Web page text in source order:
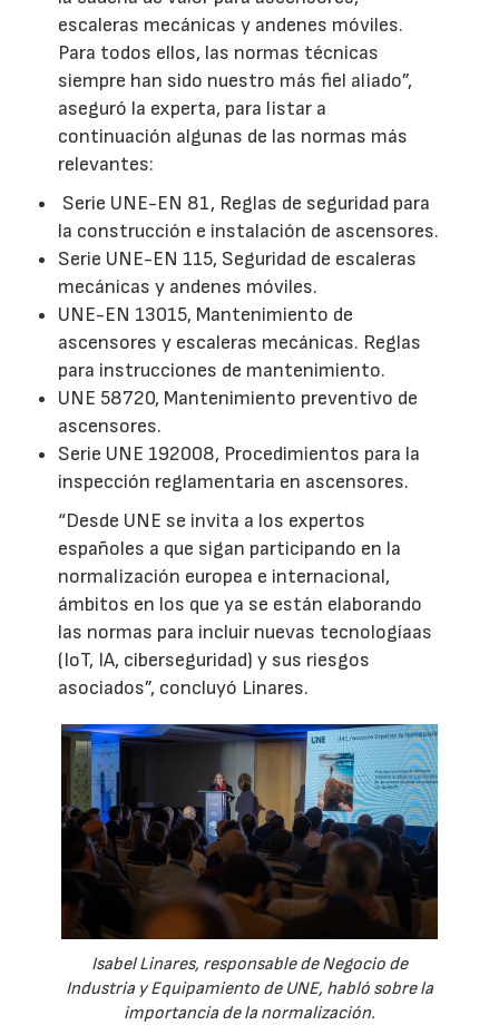
escaleras mecánicas y andenes móviles.
Para todos ellos, las normas técnicas
siempre han sido nuestro más fiel aliado”,
aseguró la experta, para listar a
continuación algunas de las normas más
relevantes:
Serie UNE-EN 81, Reglas de seguridad para
la construcción e instalación de ascensores.
Serie UNE-EN 115, Seguridad de escaleras
mecánicas y andenes móviles.
UNE-EN 13015, Mantenimiento de
ascensores y escaleras mecánicas. Reglas
para instrucciones de mantenimiento.
UNE 58720, Mantenimiento preventivo de
ascensores.
Serie UNE 192008, Procedimientos para la
inspección reglamentaria en ascensores.
“Desde UNE se invita a los expertos
españoles a que sigan participando en la
normalización europea e internacional,
ámbitos en los que ya se están elaborando
las normas para incluir nuevas tecnologíaas
(IoT, IA, ciberseguridad) y sus riesgos
asociados”, concluyó Linares.
Isabel Linares, responsable de Negocio de
Industria y Equipamiento de UNE, habló sobre la
importancia de la normalización.